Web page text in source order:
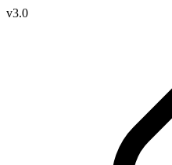
v3.0